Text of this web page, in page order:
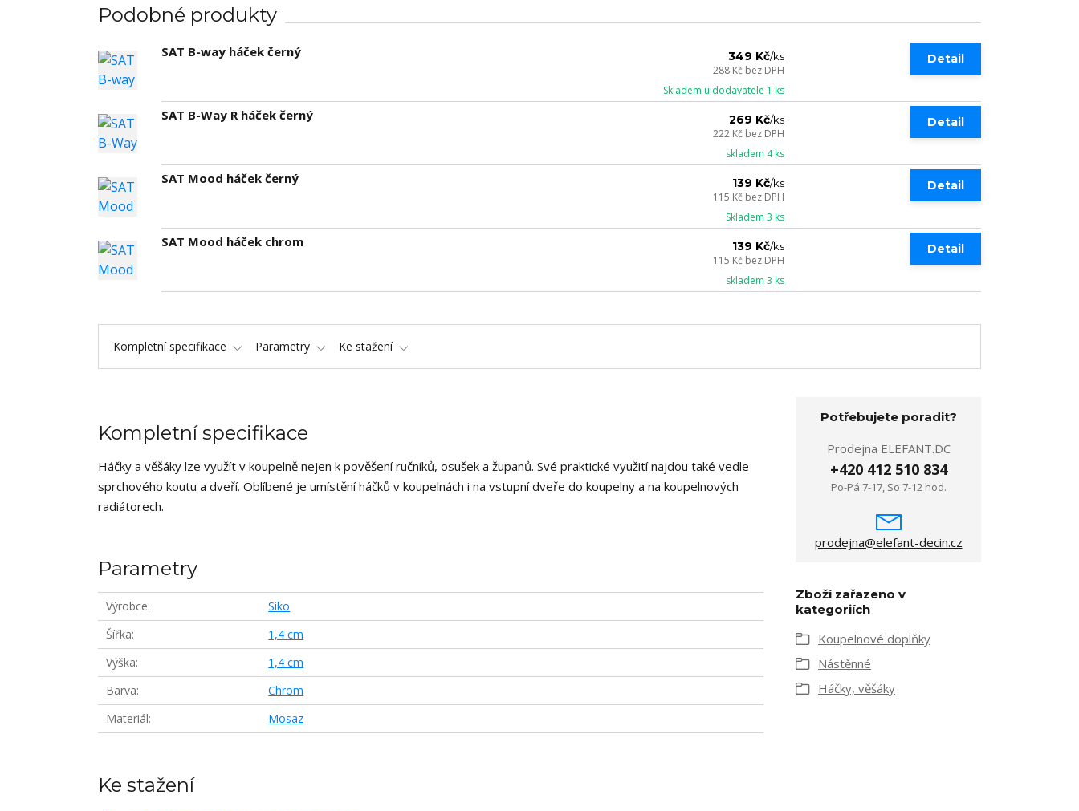
Podobné produkty
SAT B-way háček černý 349 Kč/ks
288 Kč bez DPH
Skladem u dodavatele 1 ks
Detail
SAT B-Way R háček černý 269 Kč/ks
222 Kč bez DPH
skladem 4 ks
Detail
SAT Mood háček černý 139 Kč/ks
115 Kč bez DPH
Skladem 3 ks
Detail
SAT Mood háček chrom 139 Kč/ks
115 Kč bez DPH
skladem 3 ks
Detail
Kompletní specifikace Parametry Ke stažení
Kompletní specifikace
Háčky a věšáky lze využít v koupelně nejen k pověšení ručníků, osušek a županů. Své praktické využití najdou také vedle
sprchového koutu a dveří. Oblíbené je umístění háčků v koupelnách i na vstupní dveře do koupelny a na koupelnových
radiátorech.
Parametry
Výrobce
Siko
Šířka
1,4 cm
Výška
1,4 cm
Barva
Chrom
Materiál
Mosaz
Potřebujete poradit?
Prodejna ELEFANT.DC
+420 412 510 834
Po-Pá 7-17, So 7-12 hod.
prodejna@elefant-decin.cz
Zboží zařazeno v
kategoriích
Koupelnové doplňky
Nástěnné
Háčky, věšáky
Ke stažení